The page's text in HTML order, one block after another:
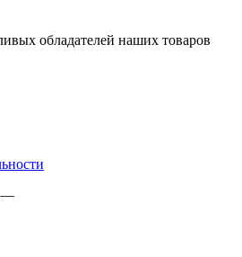
обладателей наших товаров
—